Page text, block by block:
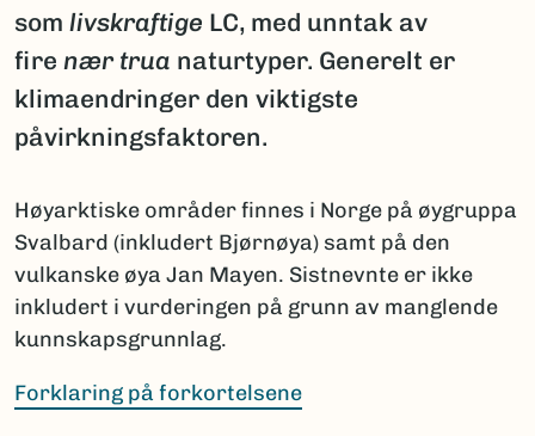
som livskraftige LC, med unntak av
fire nær trua naturtyper. Generelt er
klimaendringer den viktigste
påvirkningsfaktoren.
Høyarktiske områder finnes i Norge på øygruppa
Svalbard (inkludert Bjørnøya) samt på den
vulkanske øya Jan Mayen. Sistnevnte er ikke
inkludert i vurderingen på grunn av manglende
kunnskapsgrunnlag.
Forklaring på forkortelsene